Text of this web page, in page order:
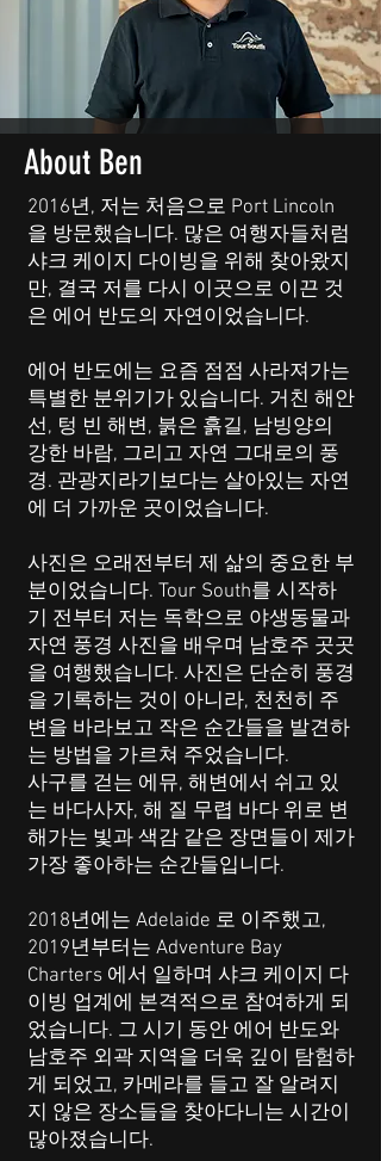
About Ben
2016년, 저는 처음으로 Port Lincoln
을 방문했습니다. 많은 여행자들처럼
샤크 케이지 다이빙을 위해 찾아왔지
만, 결국 저를 다시 이곳으로 이끈 것
은 에어 반도의 자연이었습니다.
에어 반도에는 요즘 점점 사라져가는
특별한 분위기가 있습니다. 거친 해안
선, 텅 빈 해변, 붉은 흙길, 남빙양의
강한 바람, 그리고 자연 그대로의 풍
경. 관광지라기보다는 살아있는 자연
에 더 가까운 곳이었습니다.
사진은 오래전부터 제 삶의 중요한 부
분이었습니다. Tour South를 시작하
기 전부터 저는 독학으로 야생동물과
자연 풍경 사진을 배우며 남호주 곳곳
을 여행했습니다. 사진은 단순히 풍경
을 기록하는 것이 아니라, 천천히 주
변을 바라보고 작은 순간들을 발견하
는 방법을 가르쳐 주었습니다.
사구를 걷는 에뮤, 해변에서 쉬고 있
는 바다사자, 해 질 무렵 바다 위로 변
해가는 빛과 색감 같은 장면들이 제가
가장 좋아하는 순간들입니다.
2018년에는 Adelaide 로 이주했고,
2019년부터는 Adventure Bay
Charters 에서 일하며 샤크 케이지 다
이빙 업계에 본격적으로 참여하게 되
었습니다. 그 시기 동안 에어 반도와
남호주 외곽 지역을 더욱 깊이 탐험하
게 되었고, 카메라를 들고 잘 알려지
지 않은 장소들을 찾아다니는 시간이
많아졌습니다.